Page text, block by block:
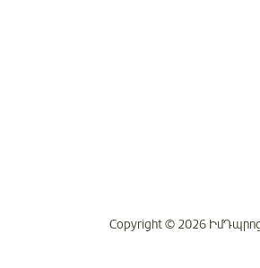
Copyright © 2026